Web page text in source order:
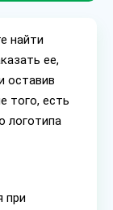
найти
ее,
оставив
того, есть
логотипа
при